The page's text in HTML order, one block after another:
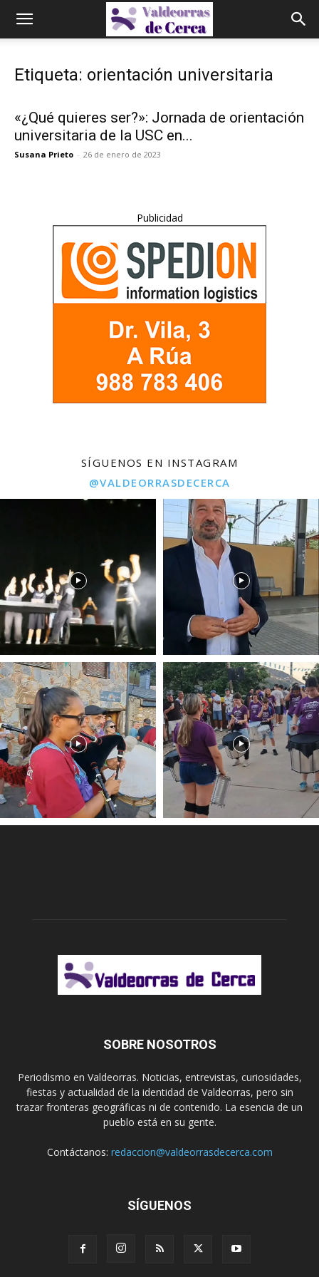
Etiqueta: orientación universitaria
«¿Qué quieres ser?»: Jornada de orientación
universitaria de la USC en...
Susana Prieto - 26 de enero de 2023
Publicidad
SÍGUENOS EN INSTAGRAM
@VALDEORRASDECERCA
SOBRE NOSOTROS
Periodismo en Valdeorras. Noticias, entrevistas, curiosidades,
fiestas y actualidad de la identidad de Valdeorras, pero sin
trazar fronteras geográficas ni de contenido. La esencia de un
pueblo está en su gente.
Contáctanos: redaccion@valdeorrasdecerca.com
SÍGUENOS